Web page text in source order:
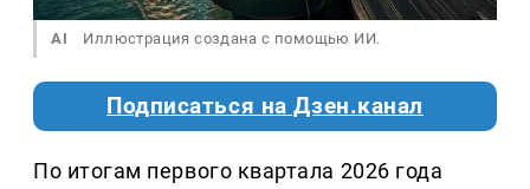
AI Иллюстрация создана с помощью ИИ.
Подписаться на Дзен.канал
По итогам первого квартала 2026 года